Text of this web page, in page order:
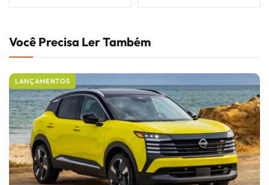
Você Precisa Ler Também
LANÇAMENTOS